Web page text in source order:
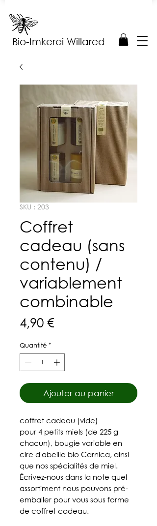
Bio-Imkerei Willared
SKU : 203
Coffret
cadeau (sans
contenu) /
variablement
combinable
4,90 €Prix
Quantité *
Ajouter au panier
coffret cadeau (vide)
pour 4 petits miels (de 225 g
chacun), bougie variable en
cire d'abeille bio Carnica, ainsi
que nos spécialités de miel.
Écrivez-nous dans la note quel
assortiment nous pouvons pré-
emballer pour vous sous forme
de coffret cadeau.